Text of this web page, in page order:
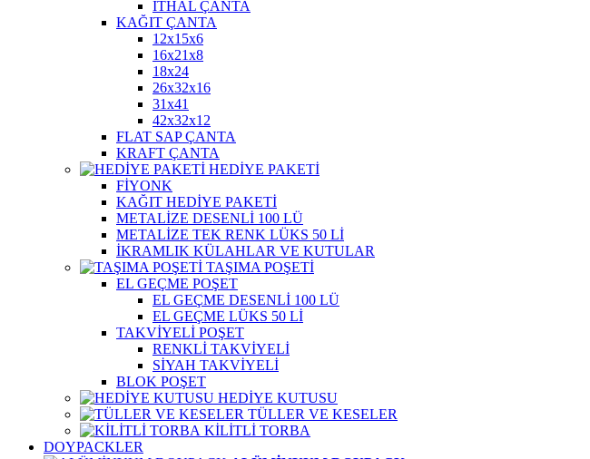
İTHAL ÇANTA
KAĞIT ÇANTA
12x15x6
16x21x8
18x24
26x32x16
31x41
42x32x12
FLAT SAP ÇANTA
KRAFT ÇANTA
HEDİYE PAKETİ
FİYONK
KAĞIT HEDİYE PAKETİ
METALİZE DESENLİ 100 LÜ
METALİZE TEK RENK LÜKS 50 Lİ
İKRAMLIK KÜLAHLAR VE KUTULAR
TAŞIMA POŞETİ
EL GEÇME POŞET
EL GEÇME DESENLİ 100 LÜ
EL GEÇME LÜKS 50 Lİ
TAKVİYELİ POŞET
RENKLİ TAKVİYELİ
SİYAH TAKVİYELİ
BLOK POŞET
HEDİYE KUTUSU
TÜLLER VE KESELER
KİLİTLİ TORBA
DOYPACKLER